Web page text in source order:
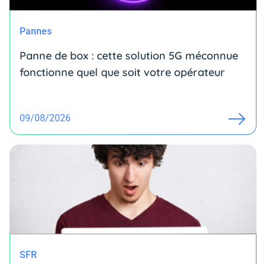
Pannes
Panne de box : cette solution 5G méconnue
fonctionne quel que soit votre opérateur
09/08/2026
SFR